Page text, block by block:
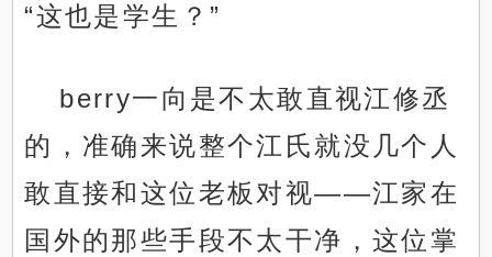
“这也是学生？”
berry一向是不太敢直视江修丞
的，准确来说整个江氏就没几个人
敢直接和这位老板对视——江家在
国外的那些手段不太干净，这位掌